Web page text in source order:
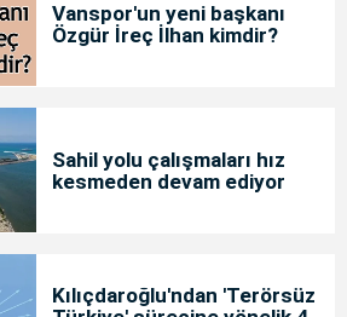
Vanspor'un yeni başkanı
Özgür İreç İlhan kimdir?
Sahil yolu çalışmaları hız
kesmeden devam ediyor
Kılıçdaroğlu'ndan 'Terörsüz